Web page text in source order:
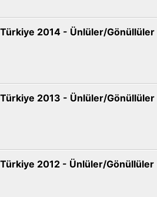
2014 - Ünlüler/Gönüllüler
2013 - Ünlüler/Gönüllüler
2012 - Ünlüler/Gönüllüler